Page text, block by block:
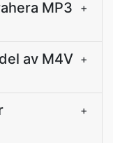
MP3
+
av M4V +
+